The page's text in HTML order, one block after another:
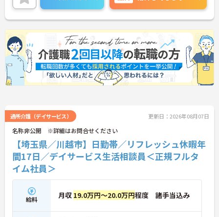
ご興味ある方には、面接対策ポイントなど、さらに
詳細をお話しいたしますのでお気軽にご相談くださ
い。
通所介護（デイサービス） 更新日：2026年08月07日
名称非公開 ※詳細はお問合せください
【埼玉県／川越市】日勤帯／リフレッシュ休暇年
間17日／デイサービス生活相談員＜正規フルタ
イム社員＞
給料 月収 19.0万円～20.0万円程度 諸手当込み